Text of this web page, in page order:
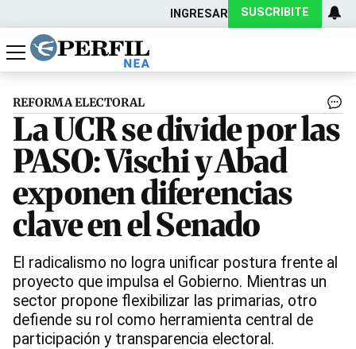
INGRESAR SUSCRIBITE
Política
Economía
Actualidad
REFORMA ELECTORAL
La UCR se divide por las
PASO: Vischi y Abad
exponen diferencias
clave en el Senado
El radicalismo no logra unificar postura frente al
proyecto que impulsa el Gobierno. Mientras un
sector propone flexibilizar las primarias, otro
defiende su rol como herramienta central de
participación y transparencia electoral.